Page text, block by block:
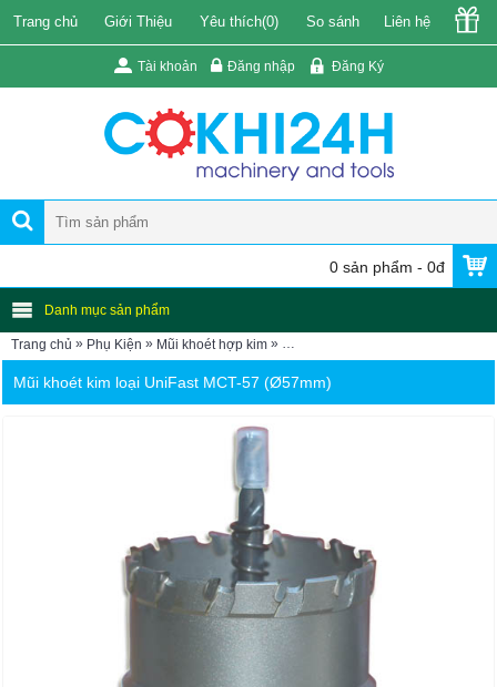
Trang chủ Giới Thiệu Yêu thích(0) So sánh Liên hệ
Tài khoản Đăng nhập Đăng Ký
0 sản phẩm - 0đ
Danh mục sản phẩm
Trang chủ » Phụ Kiện » Mũi khoét hợp kim » Mũi khoét kim loại UniFast MCT-
Mũi khoét kim loại UniFast MCT-57 (Ø57mm)